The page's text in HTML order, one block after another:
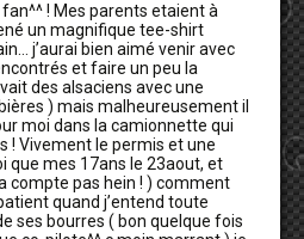
! Mes parents etaient à
un magnifique tee-shirt
j’aurai bien aimé venir avec
et faire un peu la
des alsaciens avec une
) mais malheureusement il
moi dans la camionnette qui
! Vivement le permis et une
que mes 17ans le 23aout, et
compte pas hein ! ) comment
quand j’entend toute
ses bourres ( bon quelque fois